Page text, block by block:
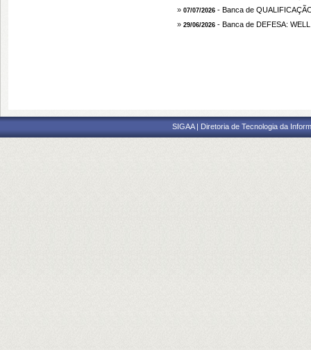
» 07/07/2026 - Banca de
» 29/06/2026 - Banca de DEFESA:
SIGAA | Diretoria de Tecnologia da